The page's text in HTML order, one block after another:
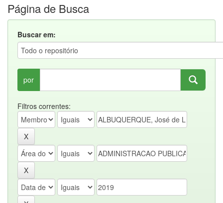
Página de Busca
Buscar em:
por
Filtros correntes: